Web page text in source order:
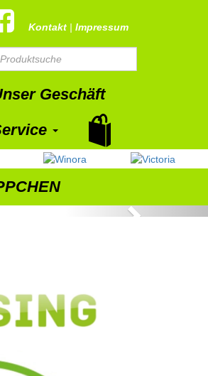
Kontakt | Impressum
Geschäft
Next